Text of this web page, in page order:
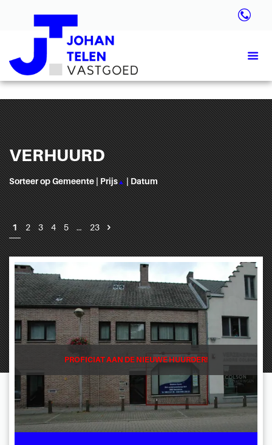
VERHUURD
Sorteer opGemeente|Prijs▲|Datum
1 2 3 4 5 … 23
PROFICIAT AAN DE NIEUWE HUURDER!